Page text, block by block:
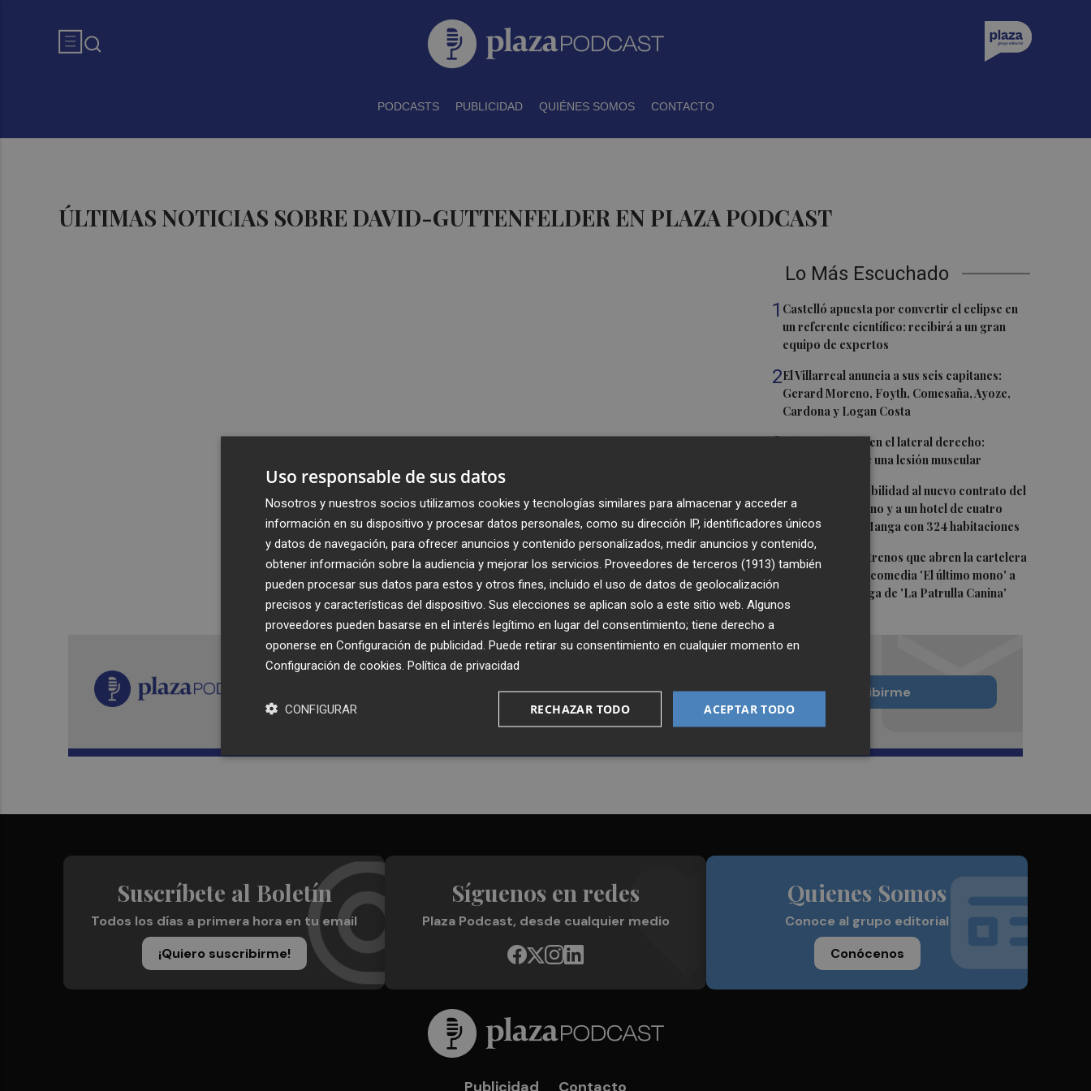
PODCASTS PUBLICIDAD QUIÉNES SOMOS CONTACTO
ÚLTIMAS NOTICIAS SOBRE DAVID-GUTTENFELDER EN PLAZA PODCAST
Lo Más Escuchado
1 Castelló apuesta por convertir el eclipse en
un referente científico: recibirá a un gran
equipo de expertos
2El Villarreal anuncia a sus seis capitanes:
Gerard Moreno, Foyth, Comesaña, Ayoze,
Cardona y Logan Costa
3Más problemas en el lateral derecho:
Monferrer sufre una lesión muscular
San Javier da viabilidad al nuevo contrato del
transporte urbano y a un hotel de cuatro
estrellas en La Manga con 324 habitaciones
5 Estos son los estrenos que abren la cartelera
en agosto: de la comedia 'El último mono' a
una nueva entrega de 'La Patrulla Canina'
Recibe toda la actualidad de
Plaza Podcast en tu correo
Quiero suscribirme
Suscríbete al Boletín
Todos los días a primera hora en tu email
¡Quiero suscribirme!
Síguenos en redes
Plaza Podcast, desde cualquier medio
Quienes Somos
Conoce al grupo editorial
Conócenos
Publicidad Contacto
Uso responsable de sus datos
Nosotros y nuestros socios utilizamos cookies y tecnologías similares para almacenar y acceder a
información en su dispositivo y procesar datos personales, como su dirección IP, identificadores únicos
y datos de navegación, para ofrecer anuncios y contenido personalizados, medir anuncios y contenido,
obtener información sobre la audiencia y mejorar los servicios. Proveedores de terceros (1913) también
pueden procesar sus datos para estos y otros fines, incluido el uso de datos de geolocalización
precisos y características del dispositivo. Sus elecciones se aplican solo a este sitio web. Algunos
proveedores pueden basarse en el interés legítimo en lugar del consentimiento; tiene derecho a
oponerse en Configuración de publicidad . Puede retirar su consentimiento en cualquier momento en
Configuración de cookies Política de privacidad
ACEPTAR TODO
RECHAZAR TODO
CONFIGURAR